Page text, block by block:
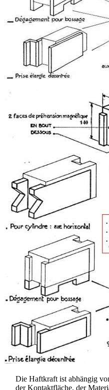
Die Haftkraft ist abhängig
der Kontaktfläche, der